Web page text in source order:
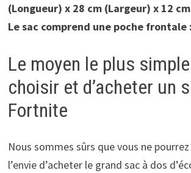
(Longueur) x 28 cm (Largeur) x 12
Le sac comprend une poche frontale
Le moyen le plus
choisir et d’acheter un
Fortnite
Nous sommes sûrs que vous ne
l’envie d’acheter le grand sac à dos